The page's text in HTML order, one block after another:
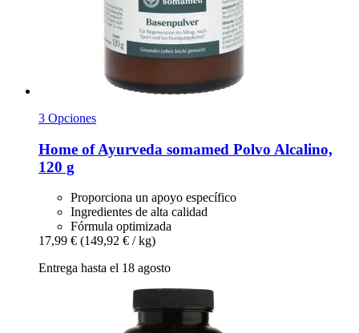
3 Opciones
Home of Ayurveda somamed Polvo Alcalino,
120 g
Proporciona un apoyo específico
Ingredientes de alta calidad
Fórmula optimizada
17,99 € (149,92 € / kg)
Entrega hasta el 18 agosto